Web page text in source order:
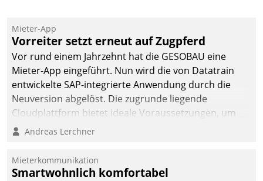
Datatrain ermöglicht
automatisiert ausgelöste,
zielgerichtete
Mieterbefragungen – eine
starke Grundlage für
intelligente,
Entscheidungen.
Mieter-App
Vorreiter setzt erneut auf Zugpferd
Vor rund einem Jahrzehnt hat die GESOBAU eine
Mieter-App eingeführt. Nun wird die von Datatrain
entwickelte SAP-integrierte Anwendung durch die
Neuversion abgelöst. Die zugrunde liegende
Cloudplattform bietet ideale Voraussetzungen, um
die Funktionalität der App zu erweitern und weitere
integrieren.
Andreas Lerchner
Mieterkommunikation
Smartwohnlich komfortabel